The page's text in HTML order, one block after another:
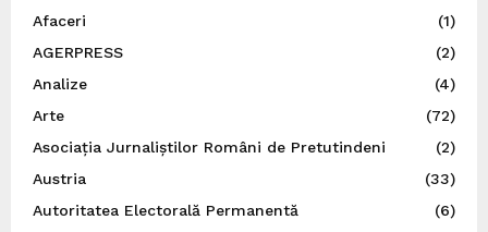
Afaceri
(1)
AGERPRESS
(2)
Analize
(4)
Arte
(72)
Asociația Jurnaliștilor Români de Pretutindeni
(2)
Austria
(33)
Autoritatea Electorală Permanentă
(6)